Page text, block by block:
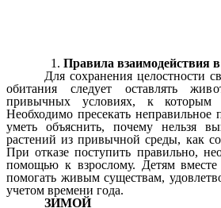
Правила взаимодействия
Для сохранения целостности
обитания следует оставлять
привычных условиях, к которым
Необходимо пресекать неправильное
уметь объяснить, почему нельзя
растений из привычной среды, как
При отказе поступить правильно,
помощью к взрослому. Детям вместе
помогать живым существам,
учетом времени года.
ЗИМОЙ